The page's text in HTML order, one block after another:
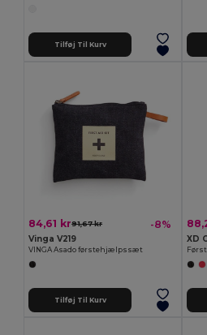
Tilføj Til Kurv
84,61 kr91,67 kr -8%
Vinga V219
VINGA Asado førstehjælpssæt
Tilføj Til Kurv
XD